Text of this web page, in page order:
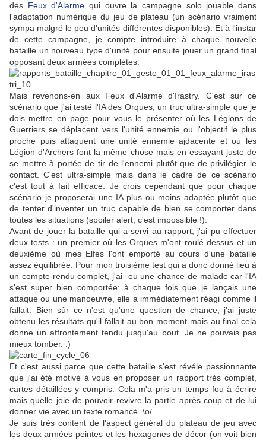
des Feux d'Alarme qui ouvre la campagne solo jouable dans
l'adaptation numérique du jeu de plateau (un scénario vraiment
sympa malgré le peu d'unités différentes disponibles). Et à l'instar
de cette campagne, je compte introduire à chaque nouvelle
bataille un nouveau type d'unité pour ensuite jouer un grand final
opposant deux armées complètes.
Mais revenons-en aux Feux d'Alarme d'Irastry. C'est sur ce
scénario que j'ai testé l'IA des Orques, un truc ultra-simple que je
dois mettre en page pour vous le présenter où les Légions de
Guerriers se déplacent vers l'unité ennemie ou l'objectif le plus
proche puis attaquent une unité ennemie ajdacente et où les
Légion d'Archers font la même chose mais en essayant juste de
se mettre à portée de tir de l'ennemi plutôt que de privilégier le
contact. C'est ultra-simple mais dans le cadre de ce scénario
c'est tout à fait efficace. Je crois cependant que pour chaque
scénario je proposerai une IA plus ou moins adaptée plutôt que
de tenter d'inventer un truc capable de bien se comporter dans
toutes les situations (spoiler alert, c'est impossible !).
Avant de jouer la bataille qui a servi au rapport, j'ai pu effectuer
deux tests : un premier où les Orques m'ont roulé dessus et un
deuxième où mes Elfes l'ont emporté au cours d'une bataille
assez équilibrée. Pour mon troisième test qui a donc donné lieu à
un compte-rendu complet, j'ai eu une chance de malade car l'IA
s'est super bien comportée: à chaque fois que je lançais une
attaque ou une manoeuvre, elle a immédiatement réagi comme il
fallait. Bien sûr ce n'est qu'une question de chance, j'ai juste
obtenu les résultats qu'il fallait au bon moment mais au final cela
donne un affrontement tendu jusqu'au bout. Je ne pouvais pas
mieux tomber. :)
Et c'est aussi parce que cette bataille s'est révéle passionnante
que j'ai été motivé à vous en proposer un rapport très complet,
cartes détaillées y compris. Cela m'a pris un temps fou à écrire
mais quelle joie de pouvoir revivre la partie après coup et de lui
donner vie avec un texte romancé. \o/
Je suis très content de l'aspect général du plateau de jeu avec
les deux armées peintes et les hexagones de décor (on voit bien